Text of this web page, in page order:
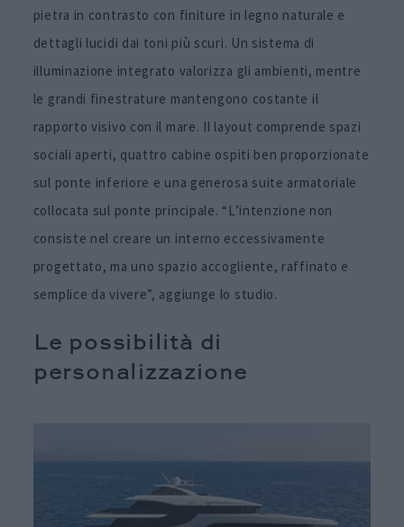
pietra in contrasto con finiture in legno naturale e
dettagli lucidi dai toni più scuri. Un sistema di
illuminazione integrato valorizza gli ambienti, mentre
le grandi finestrature mantengono costante il
rapporto visivo con il mare. Il layout comprende spazi
sociali aperti, quattro cabine ospiti ben proporzionate
sul ponte inferiore e una generosa suite armatoriale
collocata sul ponte principale. “L’intenzione non
consiste nel creare un interno eccessivamente
progettato, ma uno spazio accogliente, raffinato e
semplice da vivere”, aggiunge lo studio.
Le possibilità di
personalizzazione